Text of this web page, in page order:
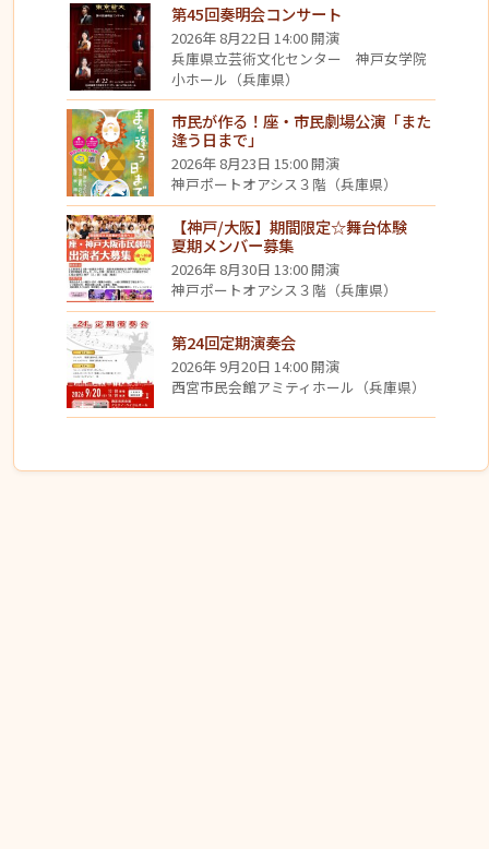
第45回奏明会コンサート
2026年 8月22日 14:00 開演
兵庫県立芸術文化センター 神戸女学院
小ホール（兵庫県）
市民が作る！座・市民劇場公演「また
逢う日まで」
2026年 8月23日 15:00 開演
神戸ポートオアシス３階（兵庫県）
【神戸/大阪】期間限定☆舞台体験
夏期メンバー募集
2026年 8月30日 13:00 開演
神戸ポートオアシス３階（兵庫県）
第24回定期演奏会
2026年 9月20日 14:00 開演
西宮市民会館アミティホール（兵庫県）